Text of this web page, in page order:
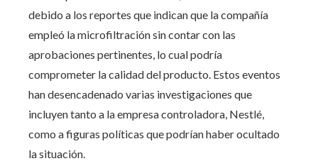
debido a los reportes que indican que la compañía
empleó la microfiltración sin contar con las
aprobaciones pertinentes, lo cual podría
comprometer la calidad del producto. Estos eventos
han desencadenado varias investigaciones que
incluyen tanto a la empresa controladora, Nestlé,
como a figuras políticas que podrían haber ocultado
la situación.